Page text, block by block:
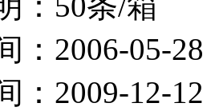
：2006-05-28
：2009-12-12